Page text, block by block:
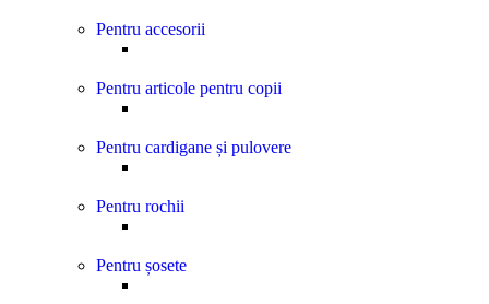
Pentru accesorii
Pentru articole pentru copii
Pentru cardigane și pulovere
Pentru rochii
Pentru șosete